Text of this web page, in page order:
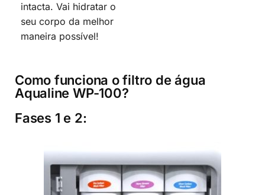
intacta. Vai hidratar o
seu corpo da melhor
maneira possível!
Como funciona o filtro de água
Aqualine WP-100?
Fases 1 e 2: